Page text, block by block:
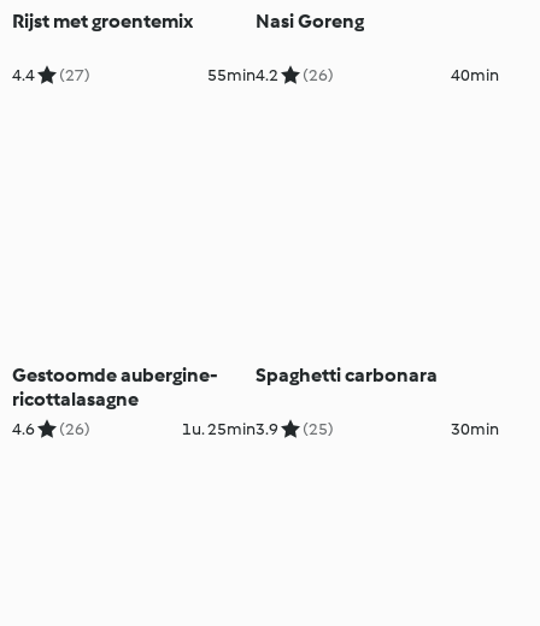
Rijst met groentemix
4.4 (27) 55min
Nasi Goreng
4.2 (26) 40min
Gestoomde aubergine-
ricottalasagne
4.6 (26) 1u. 25min
Spaghetti carbonara
3.9 (25) 30min